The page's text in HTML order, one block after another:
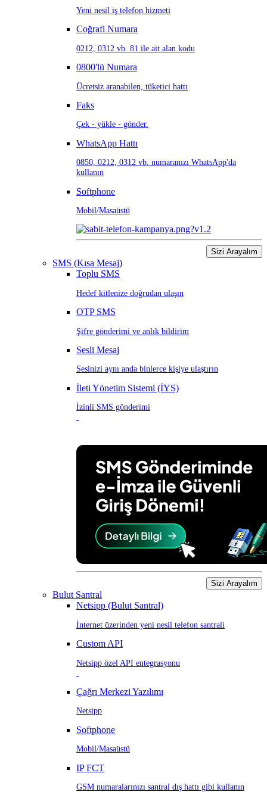
Yeni nesil iş telefon hizmeti
Coğrafi Numara
0212, 0312 vb. 81 ile ait alan kodu
0800'lü Numara
Ücretsiz aranabilen, tüketici hattı
Faks
Çek - yükle - gönder.
WhatsApp Hattı
0850, 0212, 0312 vb. numaranızı WhatsApp'da
kullanın
Softphone
Mobil/Masaüstü
Sizi Arayalım
SMS (Kısa Mesaj)
Toplu SMS
Hedef kitlenize doğrudan ulaşın
OTP SMS
Şifre gönderimi ve anlık bildirim
Sesli Mesaj
Sesinizi aynı anda binlerce kişiye ulaştırın
İleti Yönetim Sistemi (İYS)
İzinli SMS gönderimi
Sizi Arayalım
Bulut Santral
Netsipp (Bulut Santral)
İnternet üzerinden yeni nesil telefon santrali
Custom API
Netsipp özel API entegrasyonu
Çağrı Merkezi Yazılımı
Netsipp
Softphone
Mobil/Masaüstü
IP FCT
GSM numaralarınızı santral dış hattı gibi kullanın